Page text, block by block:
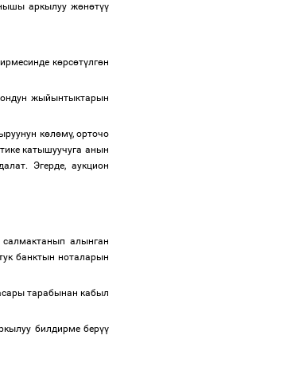
аркылуу жөнөтүү
көрсөтүлгөн
жыйынтыктарын
көлөмү, орточо
катышуучуга анын
Эгерде, аукцион
алынган
банктын ноталарын
тарабынан кабыл
билдирме берүү